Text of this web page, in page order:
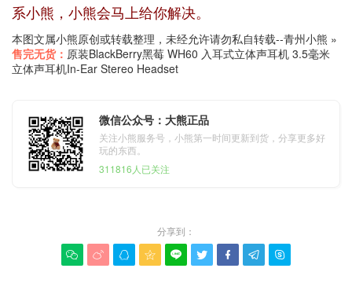
系小熊，小熊会马上给你解决。
本图文属小熊原创或转载整理，未经允许请勿私自转载--青州小熊 »
售完无货： 原装BlackBerry黑莓 WH60 入耳式立体声耳机 3.5毫米
立体声耳机In-Ear Stereo Headset
微信公众号：大熊正品
关注小熊服务号，小熊第一时间更新到货，分享更多好
玩的东西。
311816人已关注
分享到：
        